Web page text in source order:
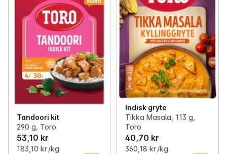
Tandoori kit
290 g, Toro
53,10 kr
183,10 kr /kg
Indisk gryte
Tikka Masala, 113 g,
Toro
40,70 kr
360,18 kr /kg